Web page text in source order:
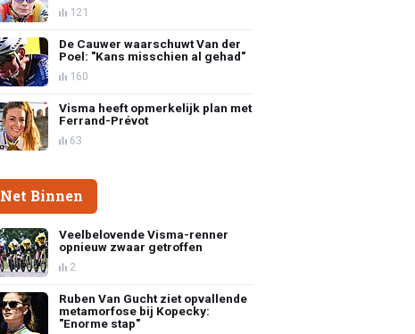
121
De Cauwer waarschuwt Van der
Poel: "Kans misschien al gehad"
160
Visma heeft opmerkelijk plan met
Ferrand-Prévot
63
Net Binnen
Veelbelovende Visma-renner
opnieuw zwaar getroffen
2
Ruben Van Gucht ziet opvallende
metamorfose bij Kopecky:
"Enorme stap"